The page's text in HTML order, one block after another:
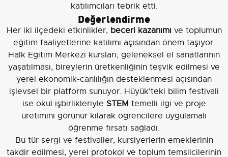
katılımcıları tebrik etti.
Değerlendirme
Her iki ilçedeki etkinlikler, beceri kazanımı ve toplumun
eğitim faaliyetlerine katılımı açısından önem taşıyor.
Halk Eğitim Merkezi kursları; geleneksel el sanatlarının
yaşatılması, bireylerin üretkenliğinin teşvik edilmesi ve
yerel ekonomik-canlılığın desteklenmesi açısından
işlevsel bir platform sunuyor. Hüyük'teki bilim festivali
ise okul işbirlikleriyle STEM temelli ilgi ve proje
üretimini görünür kılarak öğrencilere uygulamalı
öğrenme fırsatı sağladı.
Bu tür sergi ve festivaller, kursiyerlerin emeklerinin
takdir edilmesi, yerel protokol ve toplum temsilcilerinin